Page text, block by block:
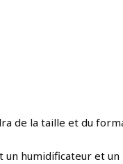
de la taille et du
humidificateur et